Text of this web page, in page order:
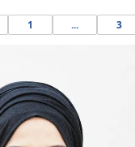
1 ... 3